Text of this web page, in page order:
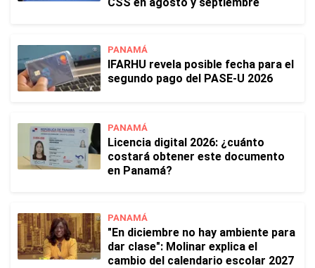
PANAMÁ
IFARHU revela posible fecha para el
segundo pago del PASE-U 2026
PANAMÁ
Licencia digital 2026: ¿cuánto
costará obtener este documento
en Panamá?
PANAMÁ
"En diciembre no hay ambiente para
dar clase": Molinar explica el
cambio del calendario escolar 2027